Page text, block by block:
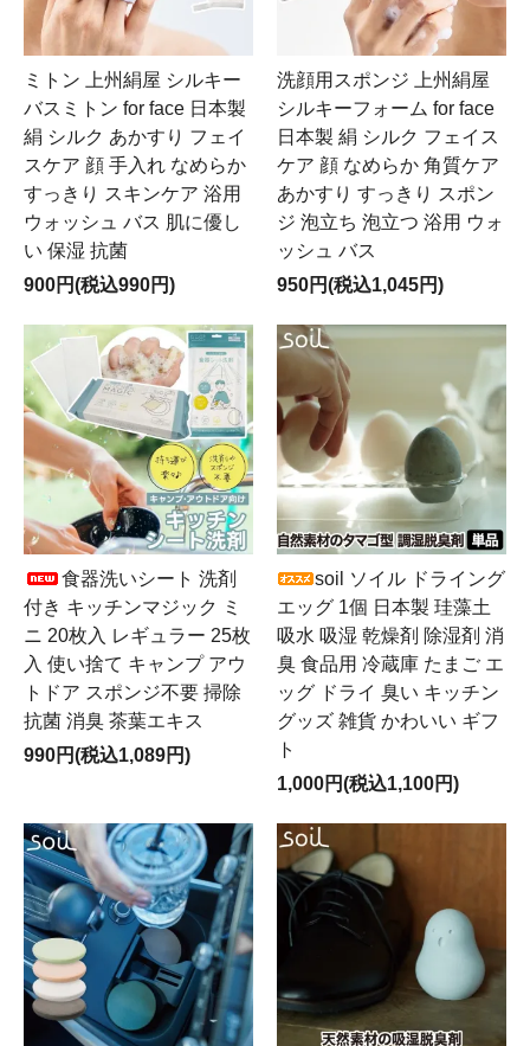
ミトン 上州絹屋 シルキー
バスミトン for face 日本製
絹 シルク あかすり フェイ
スケア 顔 手入れ なめらか
すっきり スキンケア 浴用
ウォッシュ バス 肌に優し
い 保湿 抗菌
900円(税込990円)
洗顔用スポンジ 上州絹屋
シルキーフォーム for face
日本製 絹 シルク フェイス
ケア 顔 なめらか 角質ケア
あかすり すっきり スポン
ジ 泡立ち 泡立つ 浴用 ウォ
ッシュ バス
950円(税込1,045円)
食器洗いシート 洗剤
付き キッチンマジック ミ
ニ 20枚入 レギュラー 25枚
入 使い捨て キャンプ アウ
トドア スポンジ不要 掃除
抗菌 消臭 茶葉エキス
990円(税込1,089円)
soil ソイル ドライング
エッグ 1個 日本製 珪藻土
吸水 吸湿 乾燥剤 除湿剤 消
臭 食品用 冷蔵庫 たまご エ
ッグ ドライ 臭い キッチン
グッズ 雑貨 かわいい ギフ
ト
1,000円(税込1,100円)